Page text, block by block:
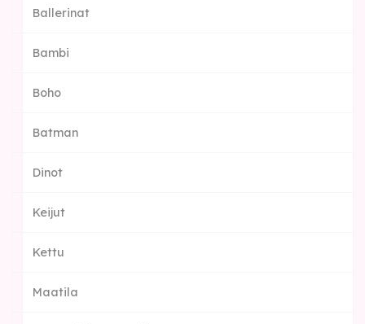
Ballerinat
Bambi
Boho
Batman
Dinot
Keijut
Kettu
Maatila